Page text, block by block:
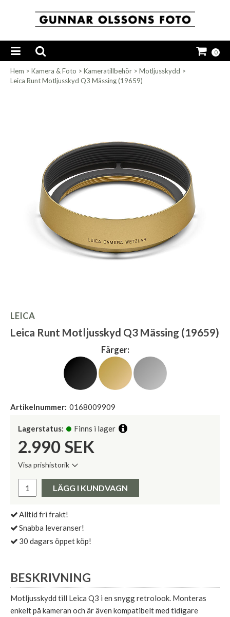
0
Hem > Kamera & Foto > Kameratillbehör > Motljusskydd >
Leica Runt Motljusskyd Q3 Mässing (19659)
LEICA
Leica Runt Motljusskyd Q3 Mässing (19659)
Färger:
Artikelnummer: 0168009909
Lagerstatus: Finns i lager
2.990 SEK
Visa prishistorik
Pris:
LÄGG I KUNDVAGN
Alltid fri frakt!
Snabba leveranser!
30 dagars öppet köp!
BESKRIVNING
Motljusskydd till Leica Q3 i en snygg retrolook. Monteras
enkelt på kameran och är även kompatibelt med tidigare